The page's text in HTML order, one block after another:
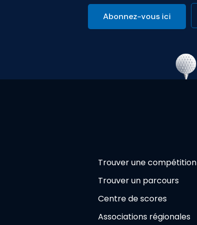
Abonnez-vous ici
Trouver une compétition
Trouver un parcours
Centre de scores
Associations régionales